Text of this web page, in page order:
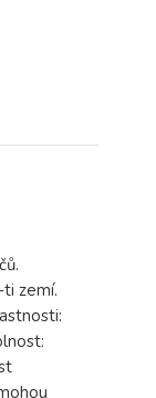
zemí.